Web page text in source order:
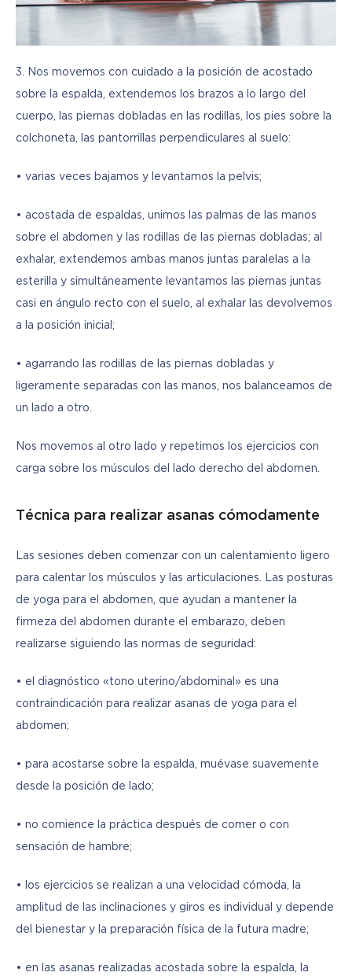
3. Nos movemos con cuidado a la posición de acostado
sobre la espalda, extendemos los brazos a lo largo del
cuerpo, las piernas dobladas en las rodillas, los pies sobre la
colchoneta, las pantorrillas perpendiculares al suelo:
• varias veces bajamos y levantamos la pelvis;
• acostada de espaldas, unimos las palmas de las manos
sobre el abdomen y las rodillas de las piernas dobladas; al
exhalar, extendemos ambas manos juntas paralelas a la
esterilla y simultáneamente levantamos las piernas juntas
casi en ángulo recto con el suelo, al exhalar las devolvemos
a la posición inicial;
• agarrando las rodillas de las piernas dobladas y
ligeramente separadas con las manos, nos balanceamos de
un lado a otro.
Nos movemos al otro lado y repetimos los ejercicios con
carga sobre los músculos del lado derecho del abdomen.
Técnica para realizar asanas cómodamente
Las sesiones deben comenzar con un calentamiento ligero
para calentar los músculos y las articulaciones. Las posturas
de yoga para el abdomen, que ayudan a mantener la
firmeza del abdomen durante el embarazo, deben
realizarse siguiendo las normas de seguridad:
• el diagnóstico «tono uterino/abdominal» es una
contraindicación para realizar asanas de yoga para el
abdomen;
• para acostarse sobre la espalda, muévase suavemente
desde la posición de lado;
• no comience la práctica después de comer o con
sensación de hambre;
• los ejercicios se realizan a una velocidad cómoda, la
amplitud de las inclinaciones y giros es individual y depende
del bienestar y la preparación física de la futura madre;
• en las asanas realizadas acostada sobre la espalda, la